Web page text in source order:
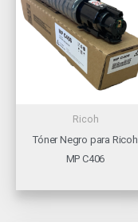
Ricoh
Tóner Negro para Ricoh
MP C406